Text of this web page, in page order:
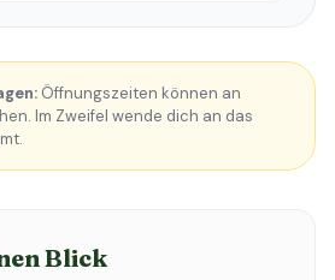
Öffnungszeiten können an
Im Zweifel wende dich an das
Blick